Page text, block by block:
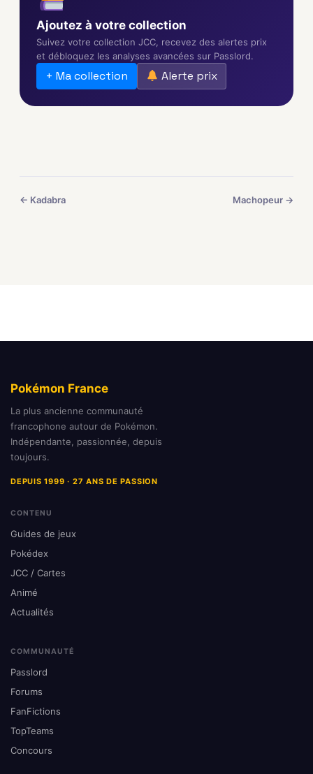
Ajoutez à votre collection
Suivez votre collection JCC, recevez des alertes prix
et débloquez les analyses avancées sur Passlord.
+ Ma collection Alerte prix
← Kadabra Machopeur →
Pokémon France
La plus ancienne communauté
francophone autour de Pokémon.
Indépendante, passionnée, depuis
toujours.
DEPUIS 1999 · 27 ANS DE PASSION
CONTENU
Guides de jeux
Pokédex
JCC / Cartes
Animé
Actualités
COMMUNAUTÉ
Passlord
Forums
FanFictions
TopTeams
Concours